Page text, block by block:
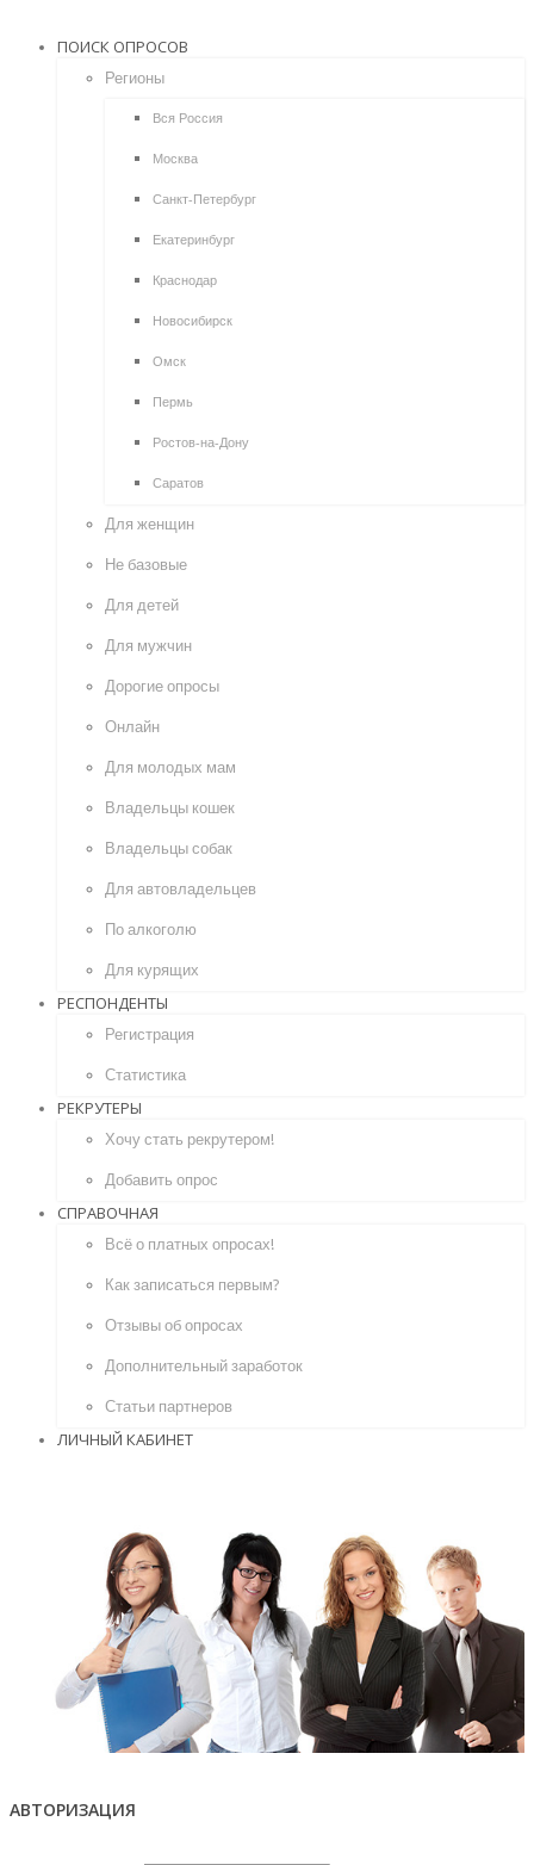
ПОИСК ОПРОСОВ
Регионы
Вся Россия
Москва
Санкт-Петербург
Екатеринбург
Краснодар
Новосибирск
Омск
Пермь
Ростов-на-Дону
Саратов
Для женщин
Не базовые
Для детей
Для мужчин
Дорогие опросы
Онлайн
Для молодых мам
Владельцы кошек
Владельцы собак
Для автовладельцев
По алкоголю
Для курящих
РЕСПОНДЕНТЫ
Регистрация
Статистика
РЕКРУТЕРЫ
Хочу стать рекрутером!
Добавить опрос
СПРАВОЧНАЯ
Всё о платных опросах!
Как записаться первым?
Отзывы об опросах
Дополнительный заработок
Статьи партнеров
ЛИЧНЫЙ КАБИНЕТ
АВТОРИЗАЦИЯ